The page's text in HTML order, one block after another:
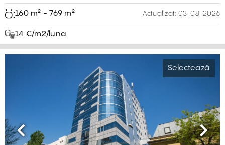
160 m² - 769 m² Actualizat: 03-08-2026
14 €/m2/luna
Selectează
Previous Next